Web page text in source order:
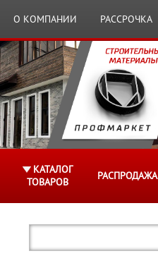
О КОМПАНИИ РАССРОЧКА
КАТАЛОГ
ТОВАРОВ
РАСПРОДАЖА